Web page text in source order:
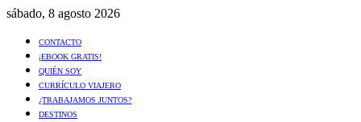
sábado, 8 agosto 2026
CONTACTO
¡EBOOK GRATIS!
QUIÉN SOY
CURRÍCULO VIAJERO
¿TRABAJAMOS JUNTOS?
DESTINOS